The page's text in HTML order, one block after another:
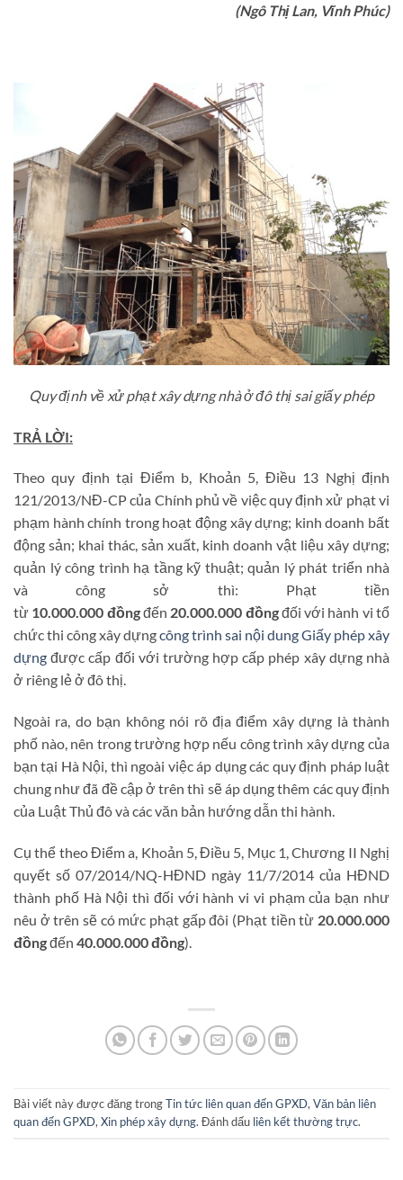
(Ngô Thị Lan, Vĩnh Phúc)
Quy định về xử phạt xây dựng nhà ở đô thị sai giấy phép
TRẢ LỜI:
Theo quy định tại Điểm b, Khoản 5, Điều 13 Nghị định
121/2013/NĐ-CP của Chính phủ về việc quy định xử phạt vi
phạm hành chính trong hoạt động xây dựng; kinh doanh bất
động sản; khai thác, sản xuất, kinh doanh vật liệu xây dựng;
quản lý công trình hạ tầng kỹ thuật; quản lý phát triển nhà
và công sở thì: Phạt tiền
từ 10.000.000 đồngđến 20.000.000 đồngđối với hành vi tổ
chức thi công xây dựngcông trình sai nội dung Giấy phép xây
dựng được cấp đối với trường hợp cấp phép xây dựng nhà
ở riêng lẻ ở đô thị.
Ngoài ra, do bạn không nói rõ địa điểm xây dựng là thành
phố nào, nên trong trường hợp nếu công trình xây dựng của
bạn tại Hà Nội, thì ngoài việc áp dụng các quy định pháp luật
chung như đã đề cập ở trên thì sẽ áp dụng thêm các quy định
của Luật Thủ đô và các văn bản hướng dẫn thi hành.
Cụ thể theo Điểm a, Khoản 5, Điều 5, Mục 1, Chương II Nghị
quyết số 07/2014/NQ-HĐND ngày 11/7/2014 của HĐND
thành phố Hà Nội thì đối với hành vi vi phạm của bạn như
nêu ở trên sẽ có mức phạt gấp đôi (Phạt tiền từ 20.000.000
đồngđến 40.000.000 đồng).
Bài viết này được đăng trongTin tức liên quan đến GPXD,Văn bản liên
quan đến GPXD,Xin phép xây dựng. Đánh dấu liên kết thường trực.